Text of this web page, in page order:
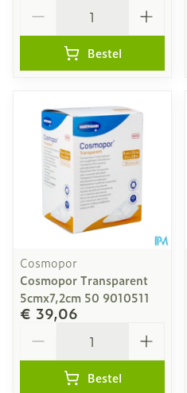
Bestel
Cosmopor
Cosmopor Transparent
5cmx7,2cm 50 9010511
€ 39,06
Bestel